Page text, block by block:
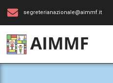
segreterianazionale@aimmf.it